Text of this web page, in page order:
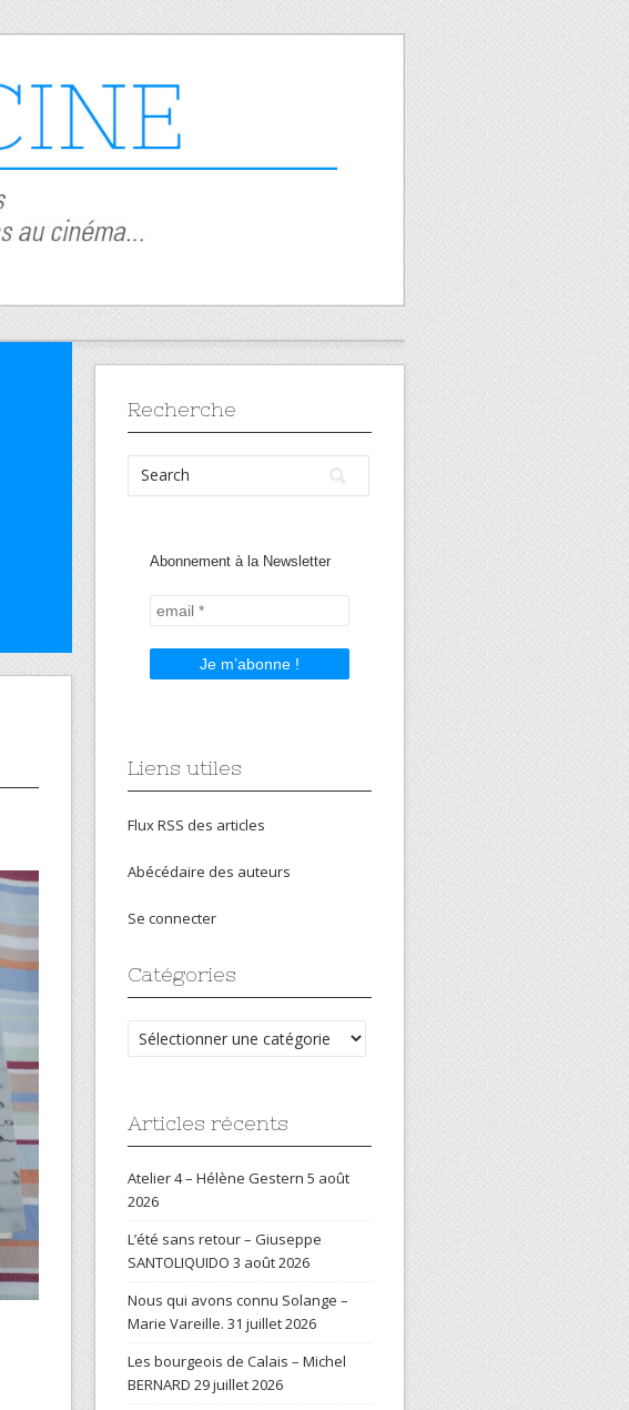
Recherche
Abonnement à la Newsletter
Liens utiles
Flux RSS des articles
Abécédaire des auteurs
Se connecter
Catégories
Catégories
Articles récents
Atelier 4 – Hélène Gestern 5 août
2026
L’été sans retour – Giuseppe
SANTOLIQUIDO 3 août 2026
Nous qui avons connu Solange –
Marie Vareille. 31 juillet 2026
Les bourgeois de Calais – Michel
BERNARD 29 juillet 2026